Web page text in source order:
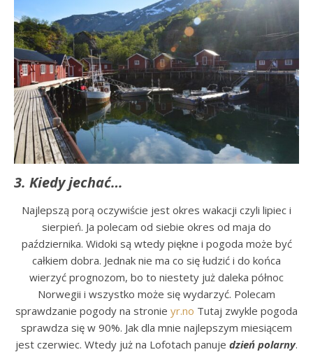
3. Kiedy jechać…
Najlepszą porą oczywiście jest okres wakacji czyli lipiec i
sierpień. Ja polecam od siebie okres od maja do
października. Widoki są wtedy piękne i pogoda może być
całkiem dobra. Jednak nie ma co się łudzić i do końca
wierzyć prognozom, bo to niestety już daleka północ
Norwegii i wszystko może się wydarzyć. Polecam
sprawdzanie pogody na stronie yr.no Tutaj zwykle pogoda
sprawdza się w 90%. Jak dla mnie najlepszym miesiącem
jest czerwiec. Wtedy już na Lofotach panuje dzień polarny.